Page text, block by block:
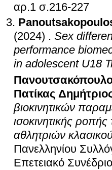
αρ.1 σ.216-227
(2024) . Sex
performance
in adolescent U18
Πατίκας
βιοκινητικών
ισοκινητικής
αθλητριών
Πανελληνίου
Επετειακό